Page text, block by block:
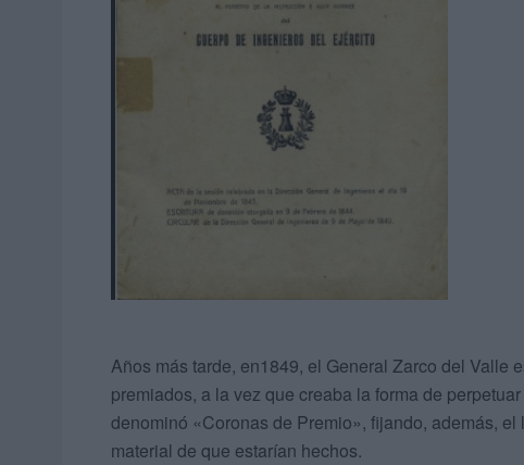
Años más tarde, en1849, el General Zarco del Valle
premiados, a la vez que creaba la forma de
denominó «Coronas de Premio», fijando, además,
material de que estarían hechos.